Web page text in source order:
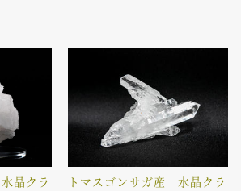
晶クラ
トマスゴンサガ産 水晶クラ